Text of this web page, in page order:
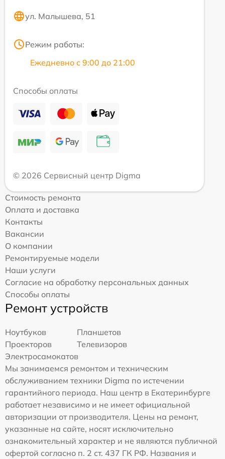
ул. Малышева, 51
Режим работы:
Ежедневно с 9:00 до 21:00
Способы оплаты
© 2026 Сервисный центр Digma
Стоимость ремонта
Оплата и доставка
Контакты
Вакансии
О компании
Ремонтируемые модели
Наши услуги
Согласие на обработку персональных данных
Способы оплаты
Ремонт устройств
Ноутбуков
Планшетов
Проекторов
Телевизоров
Электросамокатов
Мы занимаемся ремонтом и техническим
обслуживанием техники Digma по истечении
гарантийного периода. Наш центр в Екатеринбурге
работает независимо и не имеет официальной
авторизации от производителя. Цены на ремонт,
указанные на сайте, носят исключительно
ознакомительный характер и не являются публичной
офертой согласно п. 2 ст. 437 ГК РФ. Названия и